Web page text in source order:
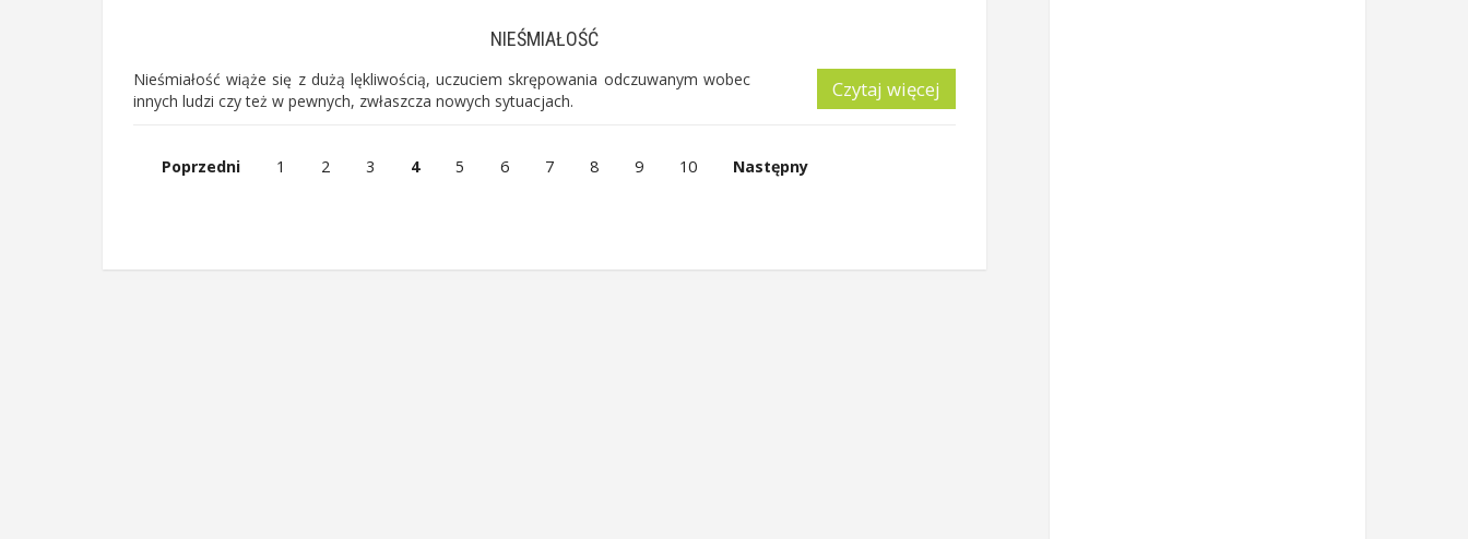
NIEŚMIAŁOŚĆ
Nieśmiałość wiąże się z dużą lękliwością, uczuciem skrępowania odczuwanym wobec
innych ludzi czy też w pewnych, zwłaszcza nowych sytuacjach.
Czytaj więcej
Poprzedni 1 2 3 4 5 6 7 8 9 10 Następny